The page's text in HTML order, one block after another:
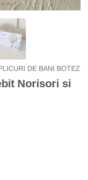
DE BANI BOTEZ
Norisori si